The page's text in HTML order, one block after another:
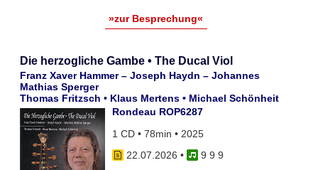
»zur Besprechung«
Die herzogliche Gambe • The Ducal Viol
Franz Xaver Hammer – Joseph Haydn – Johannes
Mathias Sperger
Thomas Fritzsch • Klaus Mertens • Michael Schönheit
Rondeau ROP6287
1 CD • 78min • 2025
22.07.2026 •
9 9 9